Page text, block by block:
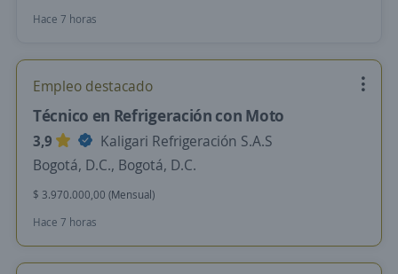
Hace 7 horas
Empleo destacado
Técnico en Refrigeración con Moto
3,9
Kaligari Refrigeración S.A.S
Bogotá, D.C., Bogotá, D.C.
$ 3.970.000,00 (Mensual)
Hace 7 horas